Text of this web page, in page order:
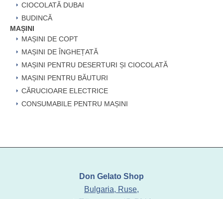
CIOCOLATĂ DUBAI
BUDINCĂ
MAȘINI
MAȘINI DE COPT
MAȘINI DE ÎNGHEȚATĂ
MAȘINI PENTRU DESERTURI ȘI CIOCOLATĂ
MAȘINI PENTRU BĂUTURI
CĂRUCIOARE ELECTRICE
CONSUMABILE PENTRU MAȘINI
Don Gelato Shop
Bulgaria, Ruse,